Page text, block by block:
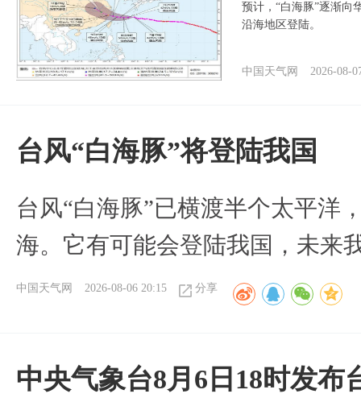
预计，“白海豚”逐渐向
沿海地区登陆。
中国天气网 2026-08-
台风“白海豚”将登陆我国
台风“白海豚”已横渡半个太平洋
海。它有可能会登陆我国，未来
中国天气网 2026-08-06 20:15 分享
中央气象台8月6日18时发布